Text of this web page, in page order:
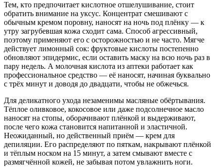
Тем, кто предпочитает кислотное отшелушивание, стоит
обратить внимание на уксус. Концентрат смешивают с
обычным кремом поровну, наносят на ночь под плёнку — к
утру загрубевшая кожа сходит сама. Способ агрессивный,
поэтому применяют его с осторожностью и не часто. Мягче
действует лимонный сок: фруктовые кислоты постепенно
обновляют эпидермис, если оставить маску на всю ночь раз в
пару недель. А молочная кислота из аптеки работает как
профессиональное средство — её наносят, начиная буквально
с трёх минут и доводя до двадцати, чтобы не обжечься.
Для деликатного ухода незаменимы масляные обёртывания.
Тёплое оливковое, кокосовое или даже подсолнечное масло
наносят на стопы, оборачивают плёнкой и выдерживают,
после чего кожа становится напитанной и эластичной.
Неожиданный, но действенный приём — крем для
депиляции. Его распределяют по пяткам, накрывают плёнкой
и тёплым носком на 15 минут, а затем смывают вместе с
размягчённой кожей, не забывая потом увлажнить ноги.